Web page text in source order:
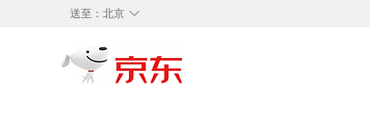
◇
送至： 北京